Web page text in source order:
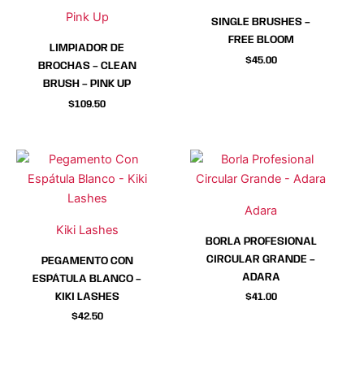
Pink Up
LIMPIADOR DE
BROCHAS – CLEAN
BRUSH – PINK UP
$109.50
múltiples
variantes.
Las
en
la
de
producto
SINGLE BRUSHES –
FREE BLOOM
$45.00
múltiples
variantes.
Las
en
la
de
producto
Kiki Lashes
PEGAMENTO CON
ESPÁTULA BLANCO –
KIKI LASHES
$42.50
Adara
BORLA PROFESIONAL
CIRCULAR GRANDE –
ADARA
$41.00